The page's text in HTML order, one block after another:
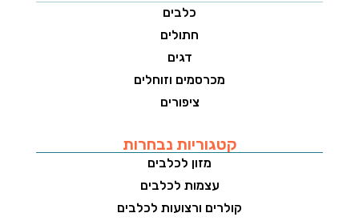
כלבים
חתולים
דגים
מכרסמים וזוחלים
ציפורים
קטגוריות נבחרות
מזון לכלבים
עצמות לכלבים
קולרים ורצועות לכלבים